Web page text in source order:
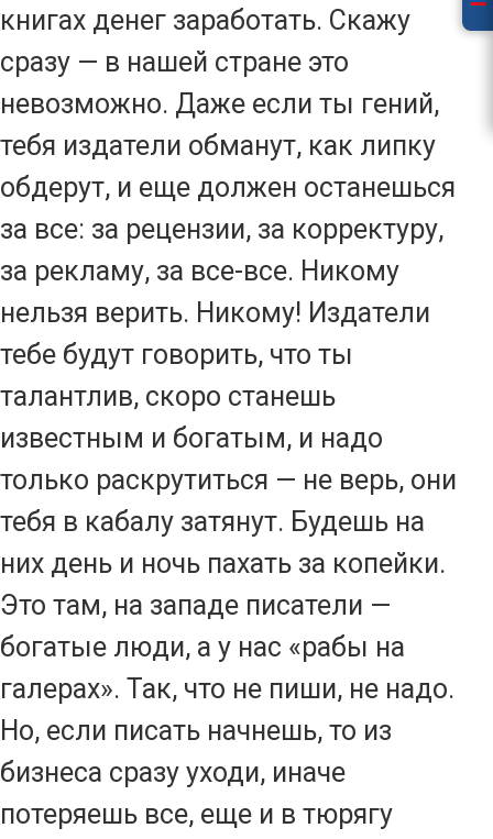
книгах денег заработать. Скажу
сразу — в нашей стране это
невозможно. Даже если ты гений,
тебя издатели обманут, как липку
обдерут, и еще должен останешься
за все: за рецензии, за корректуру,
за рекламу, за все-все. Никому
нельзя верить. Никому! Издатели
тебе будут говорить, что ты
талантлив, скоро станешь
известным и богатым, и надо
только раскрутиться — не верь, они
тебя в кабалу затянут. Будешь на
них день и ночь пахать за копейки.
Это там, на западе писатели —
богатые люди, а у нас «рабы на
галерах». Так, что не пиши, не надо.
Но, если писать начнешь, то из
бизнеса сразу уходи, иначе
потеряешь все, еще и в тюрягу